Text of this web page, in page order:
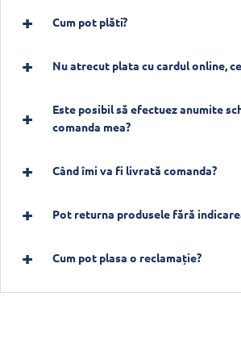
Cum pot plăti?
Nu atrecut plata cu cardul online,
Este posibil să efectuez anumite
comanda mea?
Când îmi va fi livrată comanda?
Pot returna produsele fără
Cum pot plasa o reclamație?